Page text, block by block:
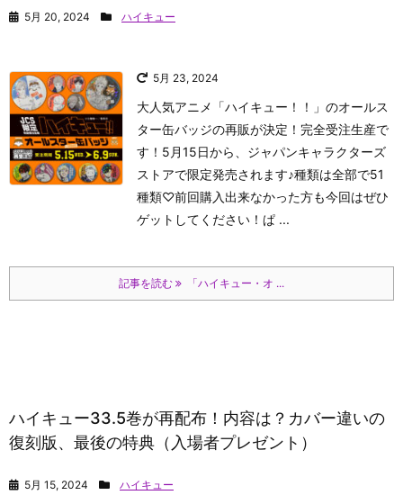
5月 20, 2024 ハイキュー
5月 23, 2024
大人気アニメ「ハイキュー！！」のオールス
ター缶バッジの再販が決定！完全受注生産で
す！5月15日から、ジャパンキャラクターズ
ストアで限定発売されます♪種類は全部で51
種類♡前回購入出来なかった方も今回はぜひ
ゲットしてください！ぱ ...
記事を読む 「ハイキュー・オ ...
ハイキュー33.5巻が再配布！内容は？カバー違いの
復刻版、最後の特典（入場者プレゼント）
5月 15, 2024 ハイキュー